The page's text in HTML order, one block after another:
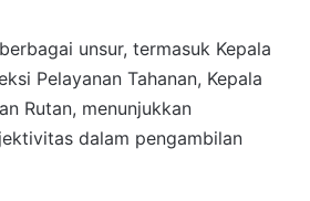
unsur, termasuk Kepala
Pelayanan Tahanan, Kepala
Rutan, menunjukkan
dalam pengambilan